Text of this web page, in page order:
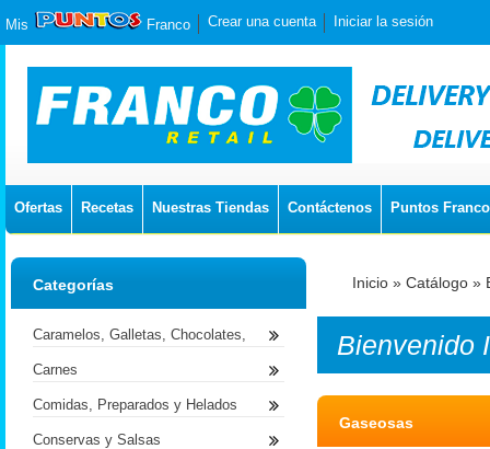
Mis Franco Crear una cuenta Iniciar la sesión
Ofertas Recetas Nuestras Tiendas Contáctenos Puntos Franco
Inicio » Catálogo »
Bienvenido
Gaseosas
Categorías
Caramelos, Galletas, Chocolates,
Carnes
Comidas, Preparados y Helados
Conservas y Salsas